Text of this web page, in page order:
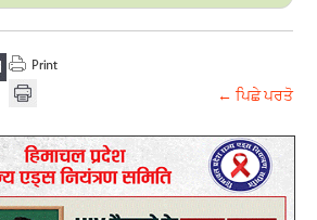
← ਪਿਛੇ ਪਰਤੋ